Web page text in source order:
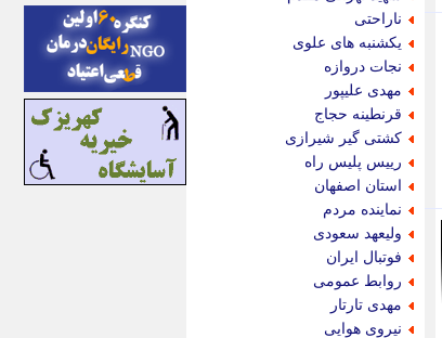
ناراحتی
یکشنبه های علوی
نجات دروازه
مهدی علیپور
قرنطینه حجاج
کشتی گیر شیرازی
رییس پلیس راه
استان اصفهان
نماینده مردم
ولیعهد سعودی
فوتبال ایران
روابط عمومی
مهدی تارتار
نیروی هوایی
ایونا نیوز
بازتاب آنلاین
باشگاه خبرنگاران
باغستان نیوز
بامبوک
ببین و بخون
بدینسان
بنکر